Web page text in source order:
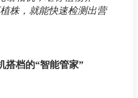
株，就能快速检测出营
搭档的“智能管家”